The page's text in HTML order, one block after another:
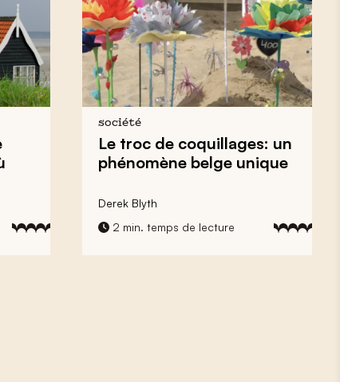
société
Le troc de coquillages: un
phénomène belge unique
Derek Blyth
2 min. temps de lecture